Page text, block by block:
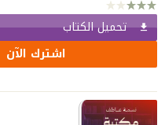
تحميل الكتاب
اشترك الآن